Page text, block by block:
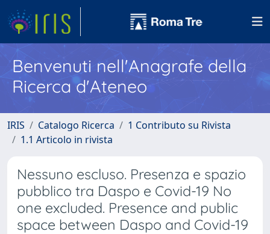
Benvenuti nell'Anagrafe della
Ricerca d'Ateneo
IRIS Catalogo Ricerca
1 Contributo su Rivista
1.1 Articolo in rivista
Nessuno escluso. Presenza e spazio
pubblico tra Daspo e Covid-19 No
one excluded. Presence and public
space between Daspo and Covid-19